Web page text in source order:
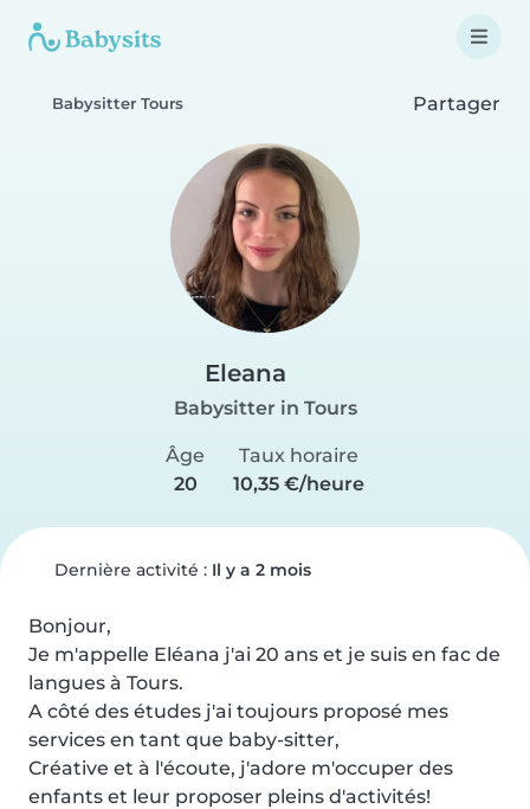
Babysitter Tours Partager
Eleana
Babysitter in Tours
Âge
20
Taux horaire
10,35 €/heure
Dernière activité : Il y a 2 mois
Bonjour,
Je m'appelle Eléana j'ai 20 ans et je suis en fac de
langues à Tours.
A côté des études j'ai toujours proposé mes
services en tant que baby-sitter,
Créative et à l'écoute, j'adore m'occuper des
enfants et leur proposer pleins d'activités!